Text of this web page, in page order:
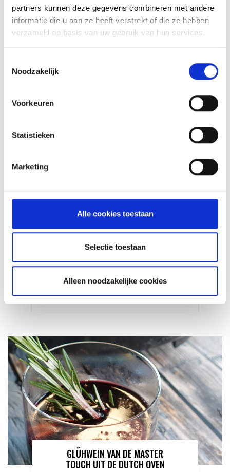
partners kunnen deze gegevens combineren met andere
informatie die u aan ze heeft verstrekt of die ze hebben
verzameld op basis van uw gebruik van hun services.
Noodzakelijk
Voorkeuren
Statistieken
Marketing
Alle cookies toestaan
Selectie toestaan
Alleen noodzakelijke cookies
VITELLO TONNATO VAN DE
SEARWOOD
RECEPT
GLÜHWEIN VAN DE MASTER
TOUCH UIT DE DUTCH OVEN